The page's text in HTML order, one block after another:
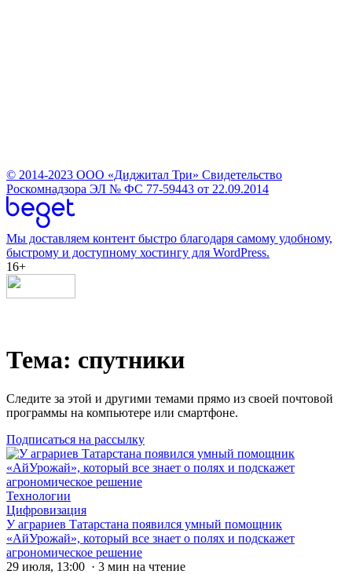
© 2014-2023 ООО «Диджитал Три» Свидетельство
Роскомнадзора ЭЛ № ФС 77-59443 от 22.09.2014
Мы доставляем контент быстро благодаря самому удобному,
быстрому и доступному хостингу для WordPress.
16+
Тема: спутники
Следите за этой и другими темами прямо из своей почтовой
программы на компьютере или смартфоне.
Подписаться на рассылку
Технологии
Цифровизация
У аграриев Татарстана появился умный помощник
«АйУрожай», который все знает о полях и подскажет
агрономическое решение
29 июля, 13:00 · 3 мин на чтение